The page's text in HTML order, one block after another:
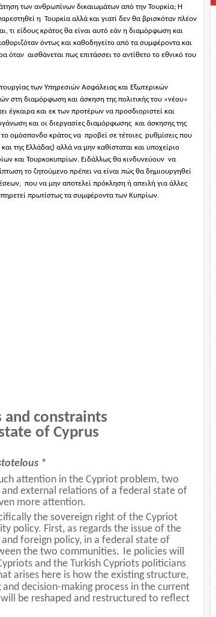
των ανθρωπίνων δικαιωμάτων από την Τουρκία; Η
η Τουρκία αλλά και γιατί δεν θα βρισκόταν πλέον
τι είδους κράτος θα είναι αυτό εάν η διαμόρφωση και
όντως και καθοδηγείτο από τα συμφέροντα και
όταν αισθάνεται πως επιτάσσει το αντίθετο το εθνικό του
των Υπηρεσιών Ασφάλειας και Εξωτερικών
στη διαμόρφωση και άσκηση της πολιτικής του «νέου»
έγκαιρα και εκ των προτέρων να προσδιοριστεί και
και οι διεργασίες διαμόρφωσης και άσκησης της
το ομόσπονδο κράτος να προβεί σε τέτοιες ρυθμίσεις που
της Ελλάδας) αλλά να μην καθίσταται και υποχείριο
και Τουρκοκυπρίων. Ειδάλλως θα κινδυνεύουν να
το ζητούμενο πρέπει να είναι πώς θα δημιουργηθεί
που να μην αποτελεί πρόκληση ή απειλή για άλλες
πρωτίστως τα συμφέροντα των Κυπρίων.
and constraints
of Cyprus
*
attention in the Cypriot problem, two
external relations of a federal state of
more attention.
the sovereign right of the Cypriot
policy. First, as regards the issue of the
foreign policy, in a federal state of
the two communities. Ie policies will
and the Turkish Cypriots politicians
arises here is how the existing structure,
decision-making process in the current
be reshaped and restructured to reflect